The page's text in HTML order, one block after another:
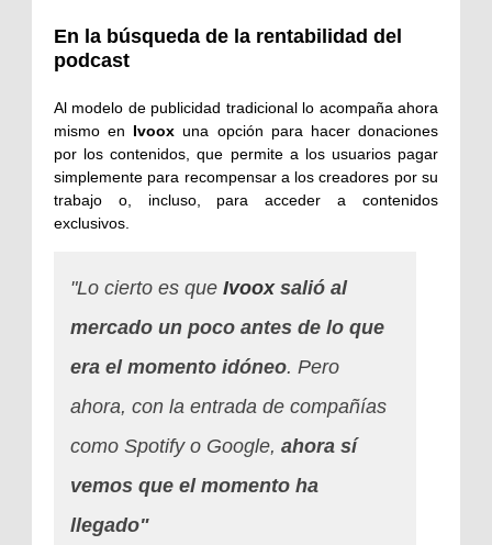
En la búsqueda de la rentabilidad del
podcast
Al modelo de publicidad tradicional lo acompaña ahora
mismo en Ivoox una opción para hacer donaciones
por los contenidos, que permite a los usuarios pagar
simplemente para recompensar a los creadores por su
trabajo o, incluso, para acceder a contenidos
exclusivos.
"Lo cierto es que Ivoox salió al
mercado un poco antes de lo que
era el momento idóneo. Pero
ahora, con la entrada de compañías
como Spotify o Google, ahora sí
vemos que el momento ha
llegado"